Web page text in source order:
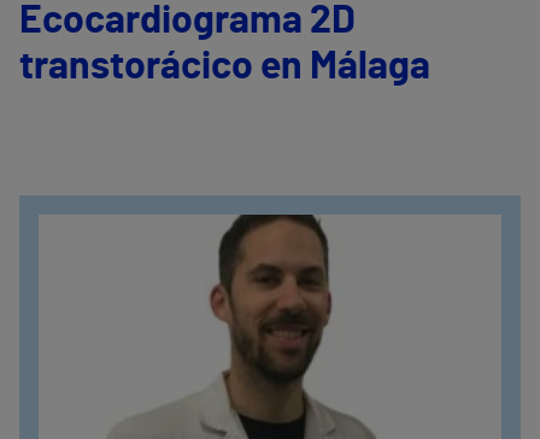
Ecocardiograma 2D
transtorácico en Málaga